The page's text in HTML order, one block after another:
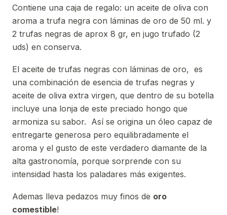
Contiene una caja de regalo: un aceite de oliva con
aroma a trufa negra con láminas de oro de 50 ml. y
2 trufas negras de aprox 8 gr, en jugo trufado (2
uds) en conserva.
El aceite de trufas negras con láminas de oro, es
una combinación de esencia de trufas negras y
aceite de oliva extra virgen, que dentro de su botella
incluye una lonja de este preciado hongo que
armoniza su sabor. Así se origina un óleo capaz de
entregarte generosa pero equilibradamente el
aroma y el gusto de este verdadero diamante de la
alta gastronomía, porque sorprende con su
intensidad hasta los paladares más exigentes.
Ademas lleva pedazos muy finos de oro
comestible!